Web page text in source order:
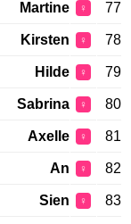
77
♀
Martine
78
♀
Kirsten
79
♀
Hilde
80
♀
Sabrina
81
♀
Axelle
82
♀
An
83
♀
Sien